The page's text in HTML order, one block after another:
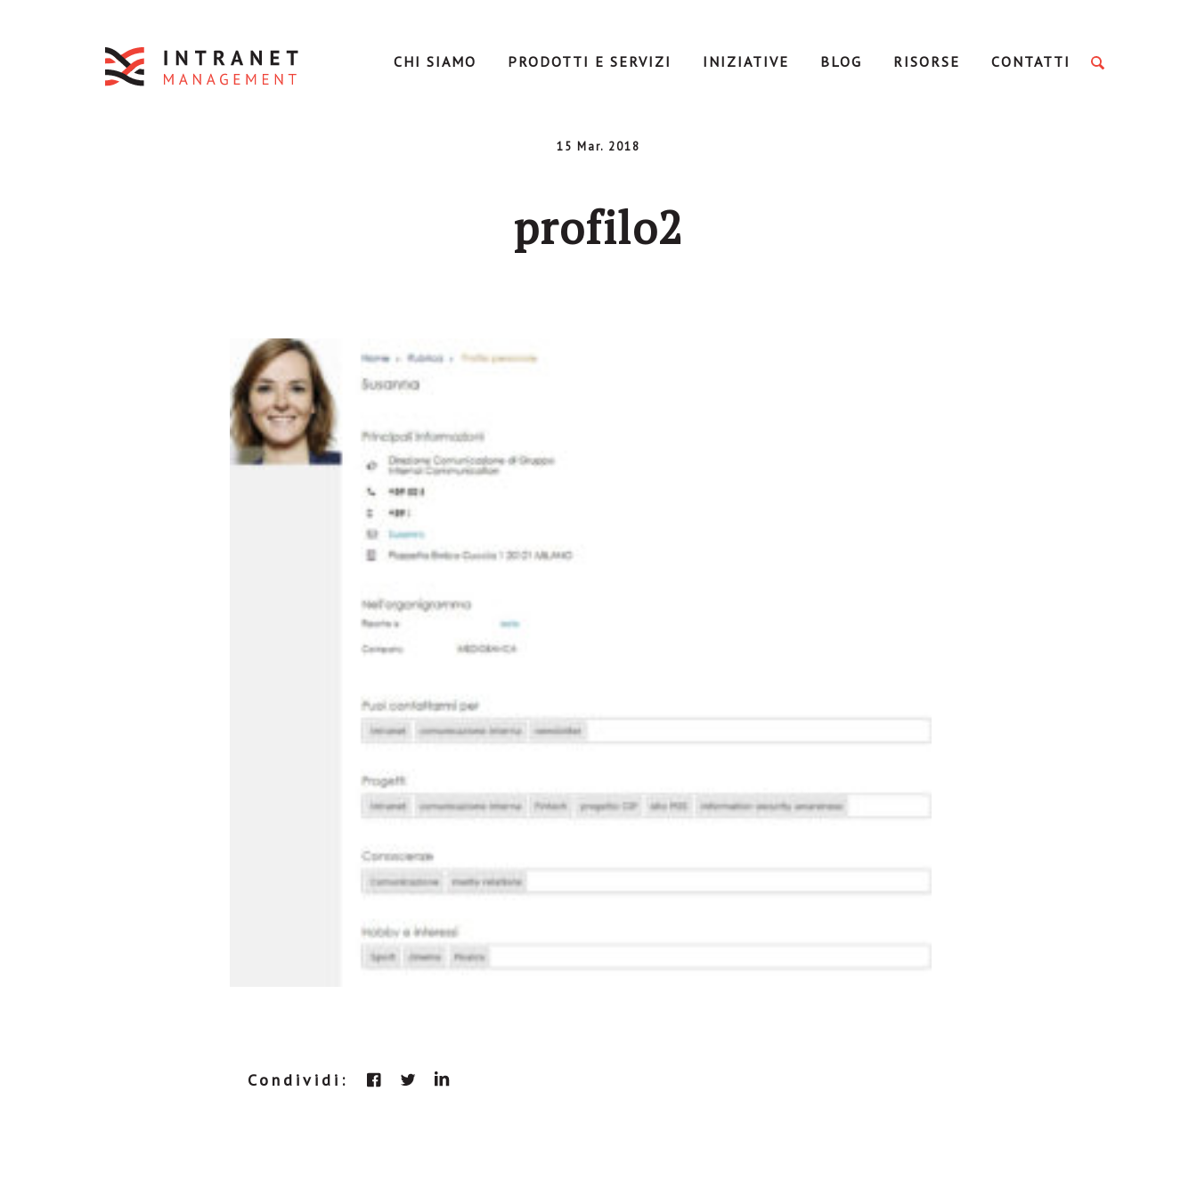
CHI SIAMO PRODOTTI E SERVIZI INIZIATIVE BLOG RISORSE CONTATTI
15 Mar. 2018
profilo2
Condividi: